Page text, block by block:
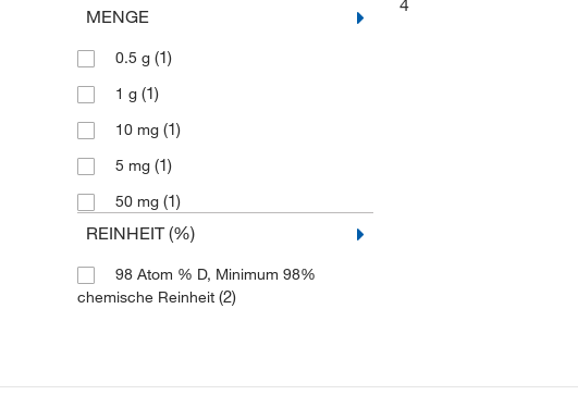
MENGE
0.5 g (1)
1 g (1)
10 mg (1)
5 mg (1)
50 mg (1)
REINHEIT (%)
98 Atom % D, Minimum 98%
chemische Reinheit (2)